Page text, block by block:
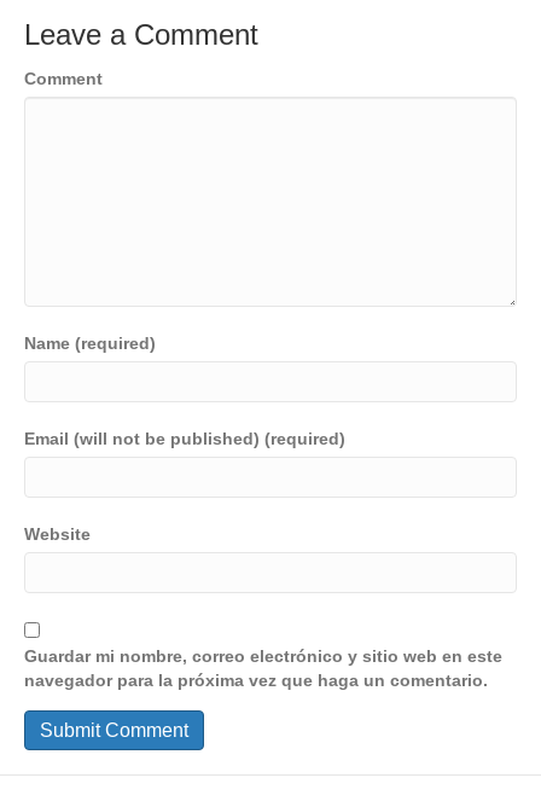
Leave a Comment
Comment
Name (required)
Email (will not be published) (required)
Website
Guardar mi nombre, correo electrónico y sitio web en este
navegador para la próxima vez que haga un comentario.